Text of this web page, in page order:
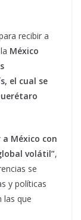
recibir a
México
el cual se
México con
volátil”,
se
y políticas
las que